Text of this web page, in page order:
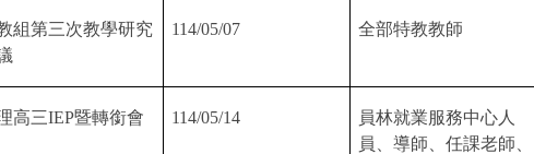
組第三次教學研究
114/05/07 全部特教教師
高三IEP暨轉銜會
114/05/14
員林就業服務中心人
員、導師、任課老師、